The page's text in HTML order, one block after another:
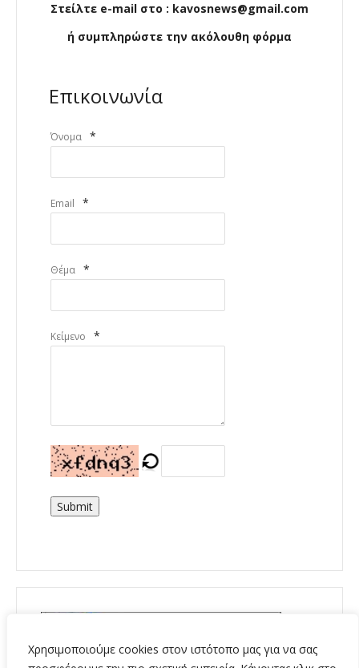
Χρησιμοποιούμε cookies στον ιστότοπο μας για να σας
Στείλτε e-mail στο : kavosnews@gmail.com
ή συμπληρώστε την ακόλουθη φόρμα
Επικοινωνία
Όνομα *
Email *
Θέμα *
Κείμενο *
Submit